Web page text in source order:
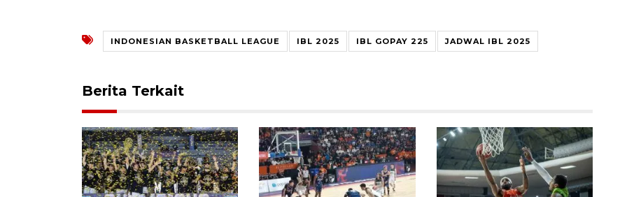
INDONESIAN BASKETBALL LEAGUE IBL 2025 IBL GOPAY 225 JADWAL IBL 2025
Berita Terkait
2026-08-05 12:00:00